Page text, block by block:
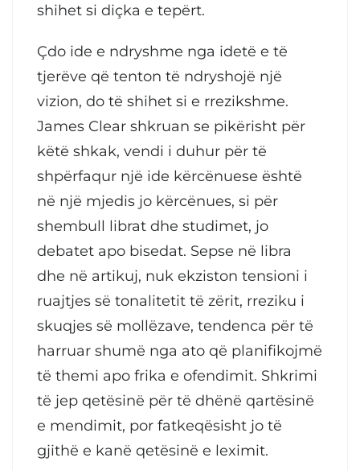
shihet si diçka e tepërt.
Çdo ide e ndryshme nga idetë e të
tjerëve që tenton të ndryshojë një
vizion, do të shihet si e rrezikshme.
James Clear shkruan se pikërisht për
këtë shkak, vendi i duhur për të
shpërfaqur një ide kërcënuese është
në një mjedis jo kërcënues, si për
shembull librat dhe studimet, jo
debatet apo bisedat. Sepse në libra
dhe në artikuj, nuk ekziston tensioni i
ruajtjes së tonalitetit të zërit, rreziku i
skuqjes së mollëzave, tendenca për të
harruar shumë nga ato që planifikojmë
të themi apo frika e ofendimit. Shkrimi
të jep qetësinë për të dhënë qartësinë
e mendimit, por fatkeqësisht jo të
gjithë e kanë qetësinë e leximit.